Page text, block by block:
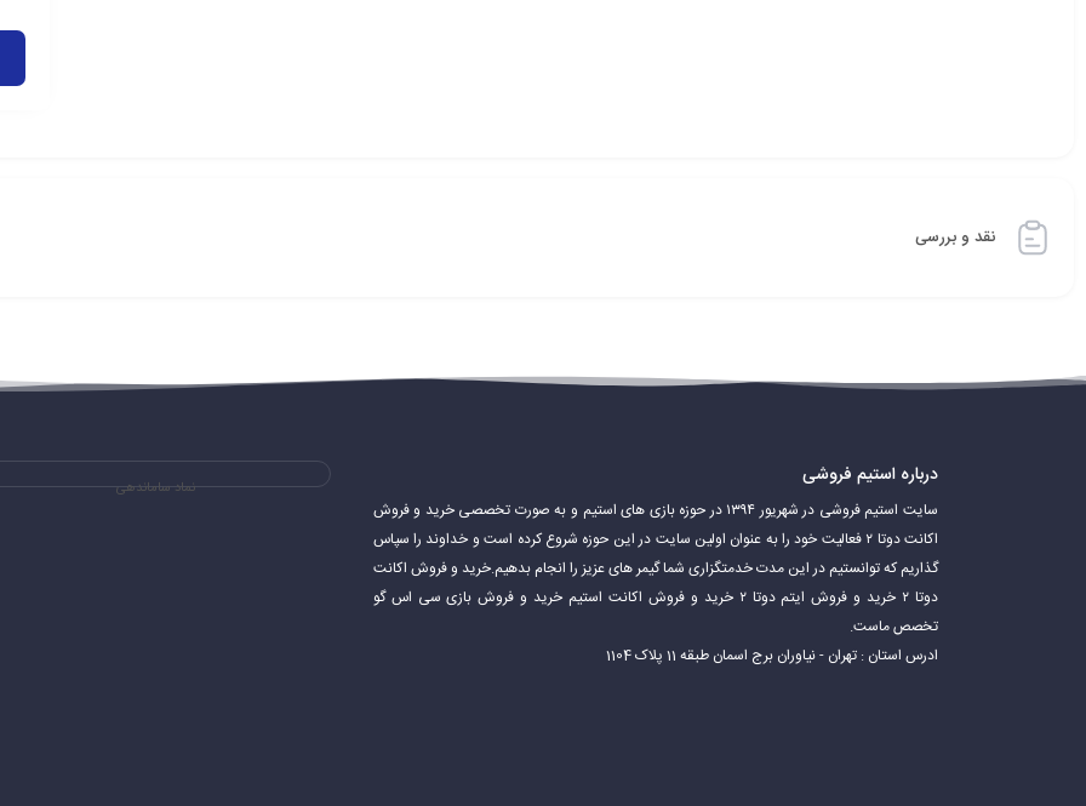
نقد و بررسی
درباره استیم فروشی
سایت استیم فروشی در شهریور ۱۳۹۴ در حوزه بازی های استیم و به صورت تخصصی خرید و فروش
اکانت دوتا ۲ فعالیت خود را به عنوان اولین سایت در این حوزه شروع کرده است و خداوند را سپاس
گذاریم که توانستیم در این مدت خدمتگزاری شما گیمر های عزیز را انجام بدهیم.خرید و فروش اکانت
دوتا ۲ خرید و فروش ایتم دوتا ۲ خرید و فروش اکانت استیم خرید و فروش بازی سی اس گو
تخصص ماست.
ادرس استان : تهران - نیاوران برج اسمان طبقه 11 پلاک 1104
نماد ساماندهی